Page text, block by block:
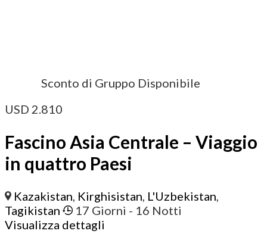
Sconto di Gruppo Disponibile
USD 2.810
Fascino Asia Centrale – Viaggio
in quattro Paesi
Kazakistan Kirghisistan L'Uzbekistan
Tagikistan
17 Giorni - 16 Notti
Visualizza dettagli